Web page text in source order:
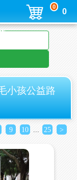
0
0
小孩公益路
9 10 25 >